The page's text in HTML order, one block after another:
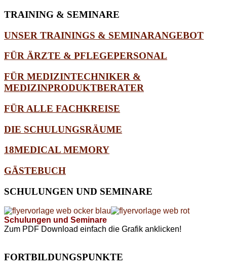
TRAINING & SEMINARE
UNSER TRAININGS & SEMINARANGEBOT
FÜR ÄRZTE & PFLEGEPERSONAL
FÜR MEDIZINTECHNIKER &
MEDIZINPRODUKTBERATER
FÜR ALLE FACHKREISE
DIE SCHULUNGSRÄUME
18MEDICAL MEMORY
GÄSTEBUCH
SCHULUNGEN UND SEMINARE
Schulungen und Seminare
Zum PDF Download einfach die Grafik anklicken!
FORTBILDUNGSPUNKTE